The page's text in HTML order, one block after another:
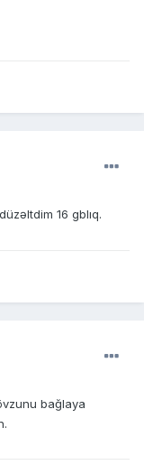
16 gblıq.
bağlaya